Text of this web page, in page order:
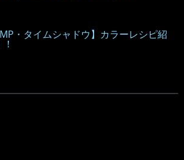
・タイムシャドウ】カラーレシピ紹